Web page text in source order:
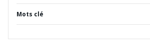
Mots clé